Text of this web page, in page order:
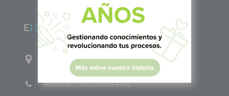
El Salvador
1ro Cll Pte, y 61 Av Nte, #3206, Local 9, San
Salvador Centro
Teléfono: +503 6986 1402